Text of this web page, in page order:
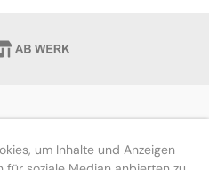
um Inhalte und Anzeigen